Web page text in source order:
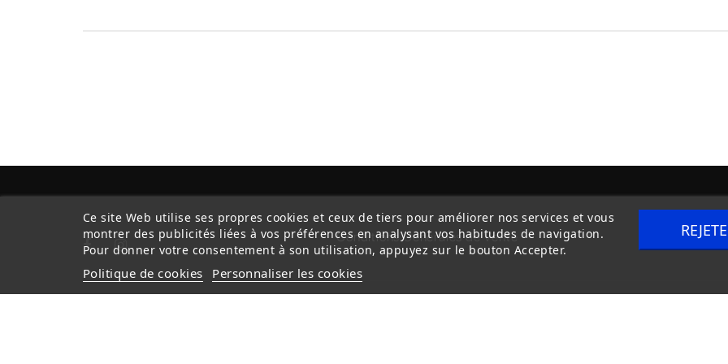
Conditions Générales de Vente Livraison
Ce site Web utilise ses propres cookies et ceux de tiers pour améliorer nos services et vous
montrer des publicités liées à vos préférences en analysant vos habitudes de navigation.
Pour donner votre consentement à son utilisation, appuyez sur le bouton Accepter.
Politique de cookies Personnaliser les cookies